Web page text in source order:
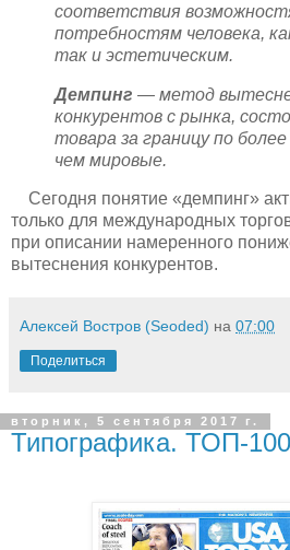
соответствия
потребностям человека,
так и эстетическим.
Демпинг — метод
конкурентов с рынка,
товара за границу по
чем мировые.
Сегодня понятие «демпинг»
только для международных
при описании намеренного
вытеснения конкурентов.
Алексей Востров (Seoded) на 07:00
Поделиться
вторник, 5 сентября 2017 г.
Типографика. ТОП-